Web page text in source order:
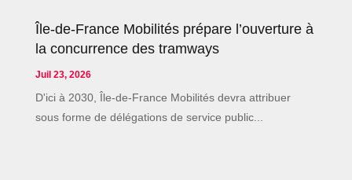
Île-de-France Mobilités prépare l’ouverture à
la concurrence des tramways
Juil 23, 2026
D'ici à 2030, Île-de-France Mobilités devra attribuer
sous forme de délégations de service public...